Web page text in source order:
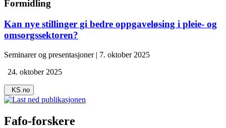
Formidling
Kan nye stillinger gi bedre oppgaveløsing i pleie- og
omsorgssektoren?
Seminarer og presentasjoner | 7. oktober 2025
24. oktober 2025
KS.no
Fafo-forskere